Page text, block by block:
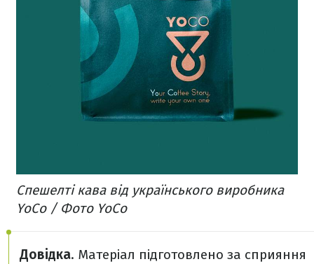
Спешелті кава від українського виробника
YoCo / Фото YoCo
Довідка. Матеріал підготовлено за сприяння